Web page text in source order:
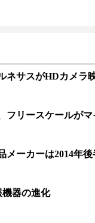
ネサスがHDカメラ
フリースケールが
メーカーは2014年
器の進化